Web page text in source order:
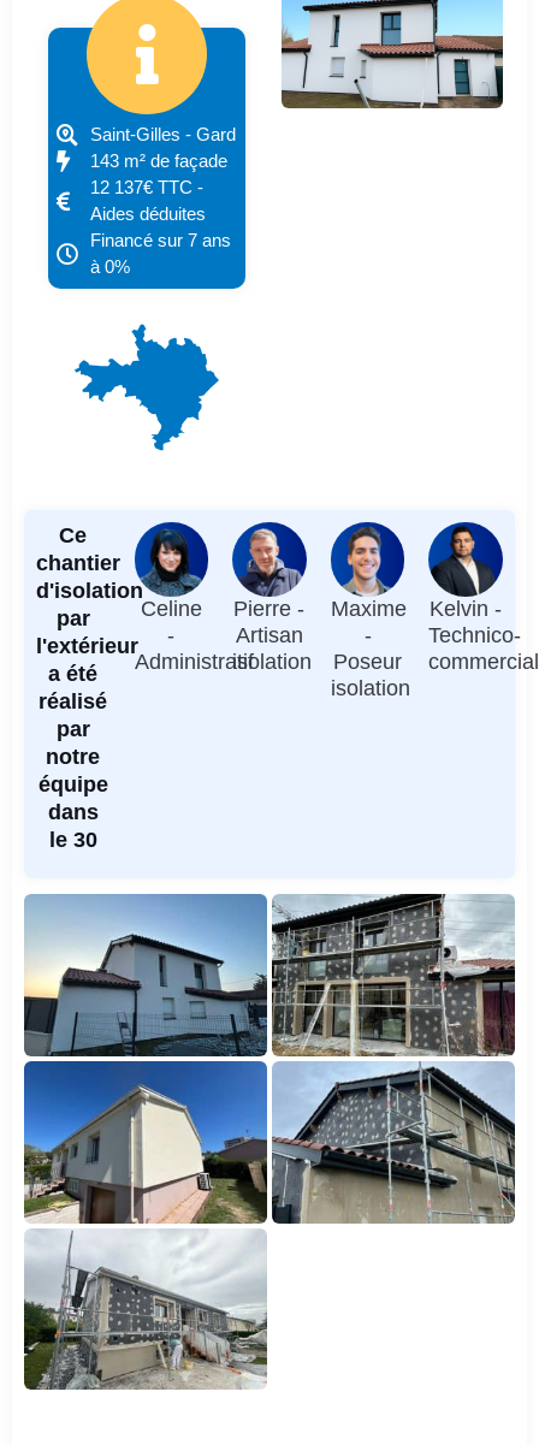
Saint-Gilles - Gard
143 m² de façade
12 137€ TTC -
Aides déduites
Financé sur 7 ans
à 0%
Ce
chantier
d'isolation
par
l'extérieur
a été
réalisé
par
notre
équipe
dans
le 30
Celine
-
Administratif
Pierre -
Artisan
isolation
Maxime
-
Poseur
isolation
Kelvin -
Technico-
commercial